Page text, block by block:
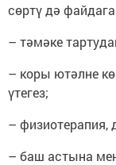
сөртү дә
– тәмәке
– коры ютәлне
үтегез;
–
– баш астына